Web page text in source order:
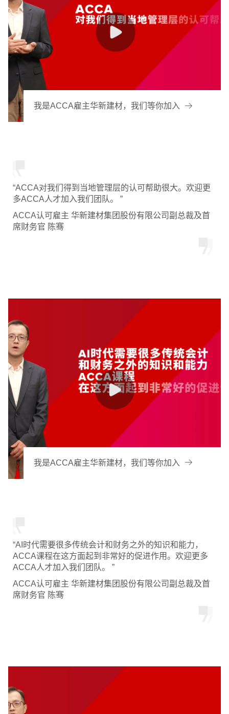
我是ACCA雇主华新建材，我们等你加入
“ACCA对我们得到当地管理层的认可帮助很大。欢迎更
多ACCA人才加入我们团队。 ”
ACCA认可雇主 华新建材集团股份有限公司副总裁及首
席财务官 陈骞
我是ACCA雇主华新建材，我们等你加入
“AI时代需要很多传统会计和财务之外的知识和能力，
ACCA课程在这方面起到非常好的促进作用。欢迎更多
ACCA人才加入我们团队。 ”
ACCA认可雇主 华新建材集团股份有限公司副总裁及首
席财务官 陈骞